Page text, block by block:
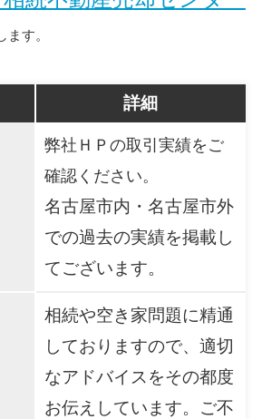
す。
詳細
弊社ＨＰの取引実績をご
確認ください。
名古屋市内・名古屋市外
での過去の実績を掲載し
てございます。
相続や空き家問題に精通
しておりますので、適切
なアドバイスをその都度
お伝えしています。ご不